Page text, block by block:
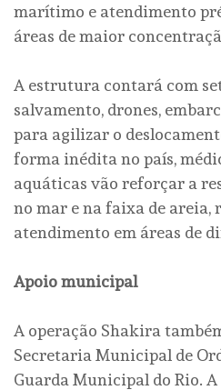
marítimo e atendimento
áreas de maior
A estrutura contará com
salvamento, drones,
para agilizar o
forma inédita no país,
aquáticas vão reforçar a
no mar e na faixa de areia,
atendimento em áreas de
Apoio municipal
A operação Shakira
Secretaria Municipal de
Guarda Municipal do Rio.